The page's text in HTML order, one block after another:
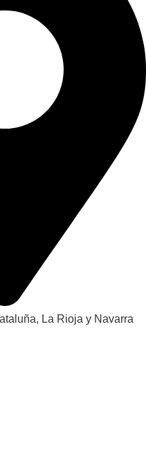
La Rioja y Navarra